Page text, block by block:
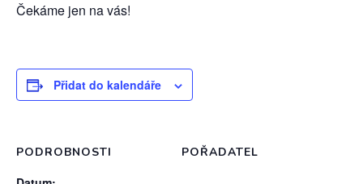
Čekáme jen na vás!
Přidat do kalendáře
PODROBNOSTI POŘADATEL